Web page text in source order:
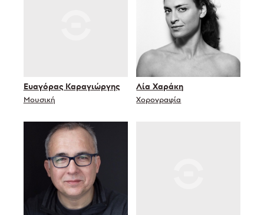
Ευαγόρας Καραγιώργης
Μουσική
Λία Χαράκη
Χορογραφία